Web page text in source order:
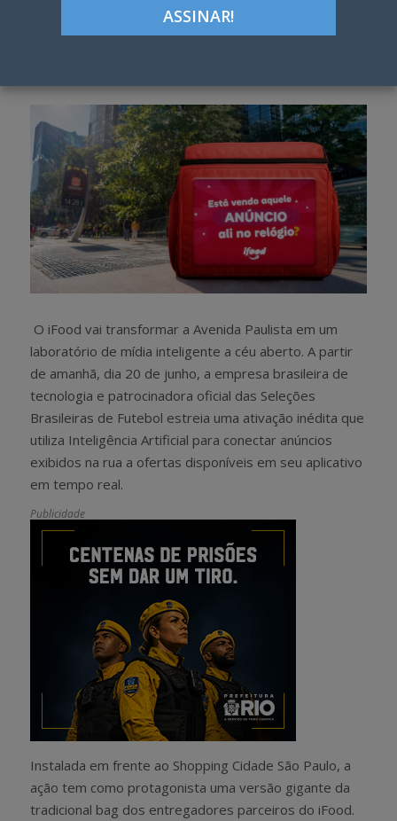
a
e
e
t
O iFood vai transformar a Avenida Paulista em um
laboratório de mídia inteligente a céu aberto. A partir
de amanhã, dia 20 de junho, a empresa brasileira de
tecnologia e patrocinadora oficial das Seleções
Brasileiras de Futebol estreia uma ativação inédita que
utiliza Inteligência Artificial para conectar anúncios
exibidos na rua a ofertas disponíveis em seu aplicativo
em tempo real.
Publicidade
Instalada em frente ao Shopping Cidade São Paulo, a
ação tem como protagonista uma versão gigante da
tradicional bag dos entregadores parceiros do iFood.